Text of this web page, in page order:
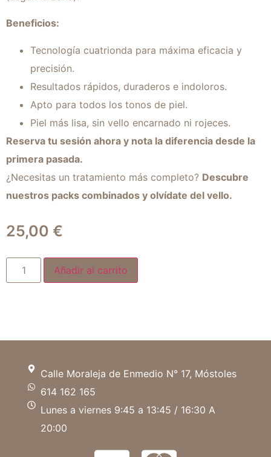
Beneficios:
Tecnología cuatrionda para máxima eficacia y
precisión.
Resultados rápidos, duraderos e indoloros.
Apto para todos los tonos de piel.
Piel más lisa, sin vello encarnado ni rojeces.
Reserva tu sesión ahora y nota la diferencia desde la
primera pasada.
¿Necesitas un tratamiento más completo? Descubre
nuestros packs combinados y olvídate del vello.
25,00 €
Añadir al carrito
Calle Moraleja de Enmedio N° 17, Móstoles
614 162 165
Lunes a viernes 9:45 a 13:45 / 16:30 A
20:00